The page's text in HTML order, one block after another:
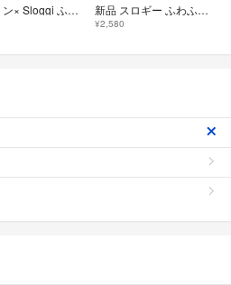
ムーミン× Sloggi ふわふわレギンス【新品未使用】 新品 スロギー ふわふわ ニットパンツ ホイップタッチ M-L L
¥2,580